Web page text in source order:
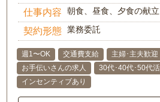
仕事内容 朝食、昼食、夕食の献
契約形態 業務委託
週1〜OK 交通費支給 主婦･主夫歓迎
お手伝いさんの求人
30代･40代･50代
インセンティブあり